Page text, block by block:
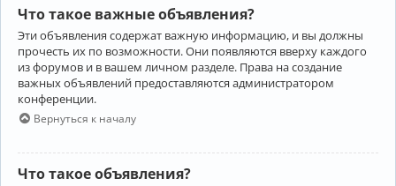
Что такое важные объявления?
Эти объявления содержат важную информацию, и вы должны
прочесть их по возможности. Они появляются вверху каждого
из форумов и в вашем личном разделе. Права на создание
важных объявлений предоставляются администратором
конференции.
Вернуться к началу
Что такое объявления?